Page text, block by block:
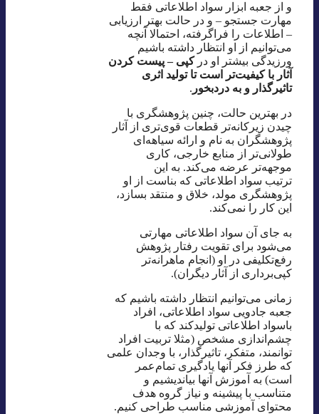
و از جعبه ابزار سواد اطلاعاتی فقط
مهارت جستجو – و در حالت بهتر ارزیابی
– اطلاعات را فراگرفته، احتمالا آنچه
می‌توانیم از او انتظار داشته باشیم
ورزیدگی بیشتر او درکپی – پیست کردن
آثار با کیفیت‌تر است تا تولید اثری
تاثیرگذار و به دردبخور .
در بهترین حالت، چنین پژوهشگری با
چیدن زیرکانه‌تر قطعات قوی‌تری از آثار
پژوهشگران به نام و ارائه سیاهه‌ای
طولانی‌تر از منابع خارجی، کاری
موجهه‌تر عرضه می‌کند. به این
ترتیب سواد اطلاعاتی که بناست از او
پژوهشگری مولد، خلاق و منتقد بسازد،
این کار را نمی‌کند.
به جای آن سواد اطلاعاتی مهارتی
می‌شود برای تقویت رفتار پژوهش
رفع‌تکلیفی در او (انجام ماهرانه‌تر
کپی‌برداری از آثار دیگران).
زمانی می‌توانیم انتظار داشته باشیم که
جعبه جادویی سواد اطلاعاتی، افراد
باسواد اطلاعاتی تولید‌کند که با
چشم‌اندازی مشخص (مثلا تربیت افراد
توانمند، متفکر، تاثیرگذار، با وجدان علمی
که طرز فکر آنها یادگیری تمام‌عمر
است) به آموزش آنها بیاندیشیم و
متناسب با پیشینه و نیاز گروه هدف
محتوای آموزشی مناسب طراحی کنیم.